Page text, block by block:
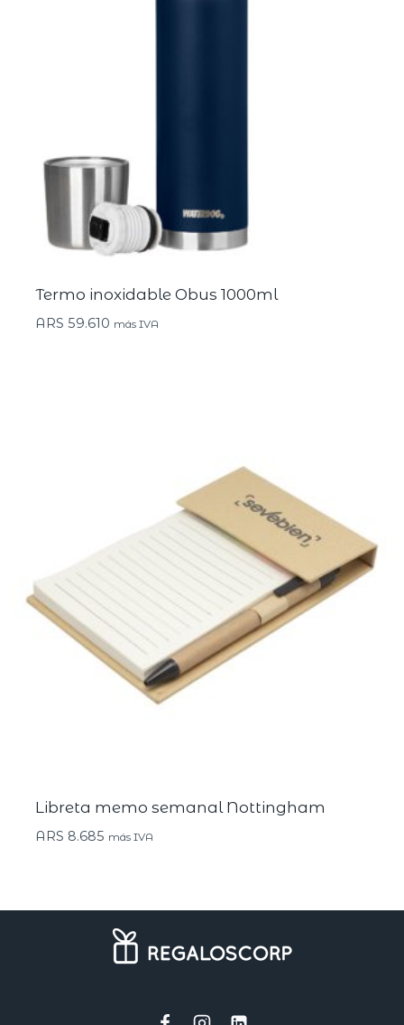
Termo inoxidable Obus 1000ml
ARS 59.610 más IVA
Libreta memo semanal Nottingham
ARS 8.685 más IVA